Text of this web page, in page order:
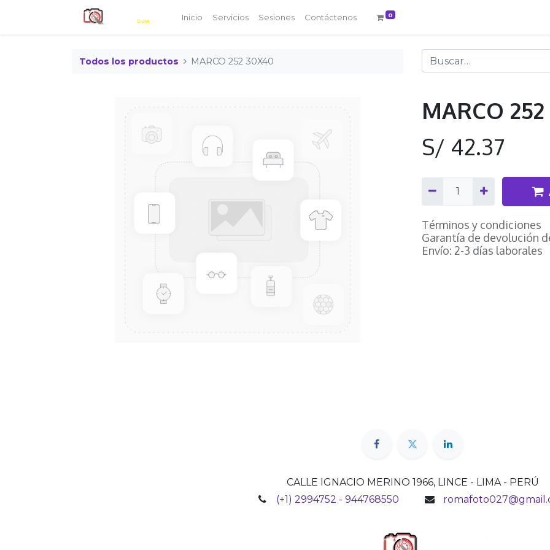
Inicio Servicios Sesiones Contáctenos 0
Todos los productos MARCO 252 30X40
MARCO
S/ 42.37
Términos y condiciones
Garantía de devolución
Envío: 2-3 días laborales
CALLE IGNACIO MERINO 1966, LINCE - LIMA - PERÚ
(+1) 2994752 - 944768550